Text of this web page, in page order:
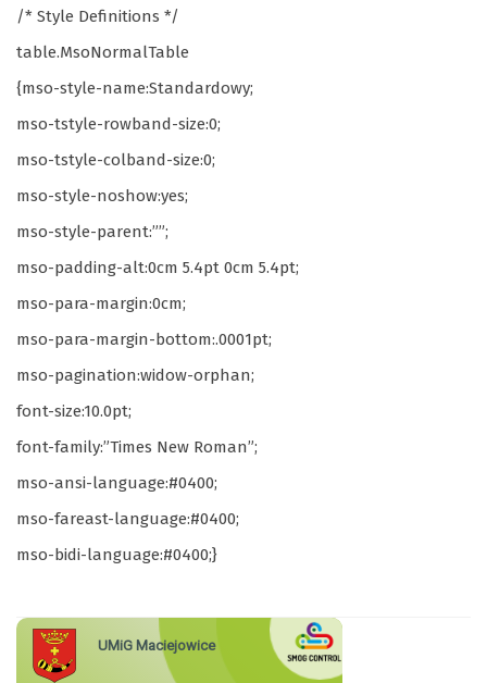
/* Style Definitions */
table.MsoNormalTable
{mso-style-name:Standardowy;
mso-tstyle-rowband-size:0;
mso-tstyle-colband-size:0;
mso-style-noshow:yes;
mso-style-parent:””;
mso-padding-alt:0cm 5.4pt 0cm 5.4pt;
mso-para-margin:0cm;
mso-para-margin-bottom:.0001pt;
mso-pagination:widow-orphan;
font-size:10.0pt;
font-family:”Times New Roman”;
mso-ansi-language:#0400;
mso-fareast-language:#0400;
mso-bidi-language:#0400;}